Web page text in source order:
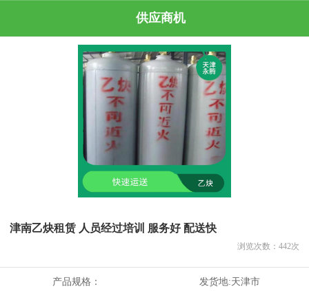
供应商机
津南乙炔租赁 人员经过培训 服务好 配送快
浏览次数： 442次
产品规格： 发货地:天津市